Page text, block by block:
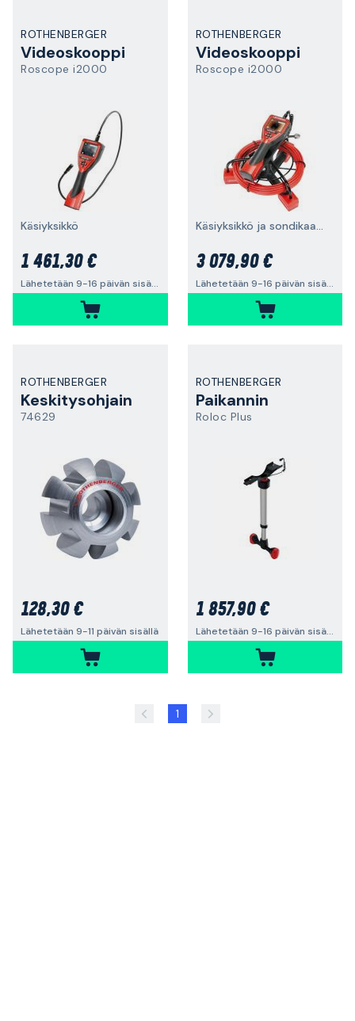
ROTHENBERGER
Videoskooppi
Roscope i2000
Käsiyksikkö
1 461,30 €
Lähetetään 9-16 päivän sisällä
ROTHENBERGER
Videoskooppi
Roscope i2000
Käsiyksikkö ja sondikaapeli
3 079,90 €
Lähetetään 9-16 päivän sisällä
ROTHENBERGER
Keskitysohjain
74629
128,30 €
Lähetetään 9-11 päivän sisällä
ROTHENBERGER
Paikannin
Roloc Plus
1 857,90 €
Lähetetään 9-16 päivän sisällä
1